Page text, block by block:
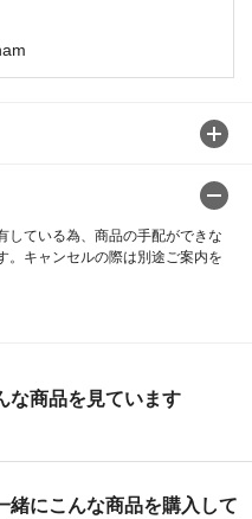
ている為、商品の手配ができな
。キャンセルの際は別途ご案内を
な商品を見ています
緒にこんな商品を購入して